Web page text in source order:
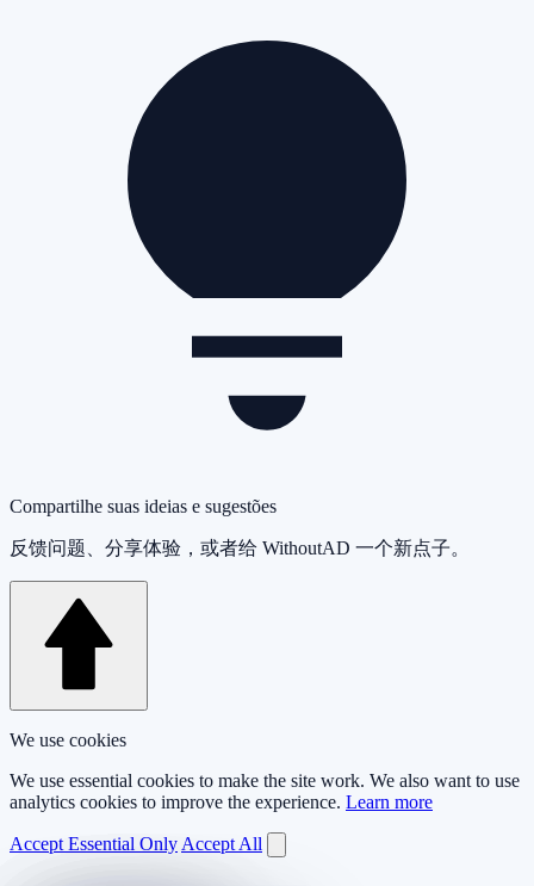
Compartilhe suas ideias e sugestões
反馈问题、分享体验，或者给 WithoutAD 一个新点子。
We use cookies
We use essential cookies to make the site work. We also want to use
analytics cookies to improve the experience. Learn more
Accept Essential Only Accept All